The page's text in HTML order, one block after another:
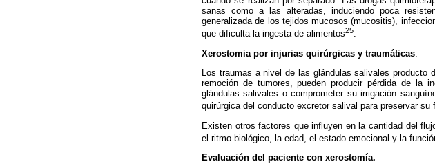
sanas como a las alteradas, induciendo poca
generalizada de los tejidos mucosos (mucositis),
que dificulta la ingesta de alimentos25.
Xerostomia por injurias quirúrgicas y traumáticas
Los traumas a nivel de las glándulas salivales
remoción de tumores, pueden producir pérdida de la
glándulas salivales o comprometer su irrigación
quirúrgica del conducto excretor salival para preservar
Existen otros factores que influyen en la cantidad del
el ritmo biológico, la edad, el estado emocional y la
Evaluación del paciente con xerostomía.